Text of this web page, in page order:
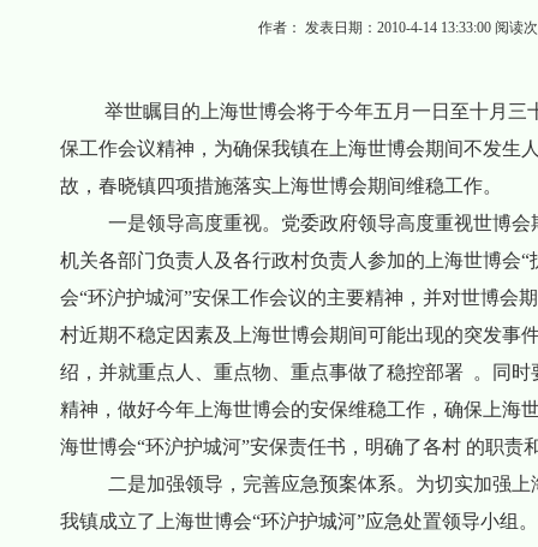
作者： 发表日期：2010-4-14 13:33:00 阅读
举世瞩目的上海世博会将于今年五月一日至十月
保工作会议精神，为确保我镇在上海世博会期间不发生
故，春晓镇四项措施落实上海世博会期间维稳工作。
一是领导高度重视。党委政府领导高度重视世博会
机关各部门负责人及各行政村负责人参加的上海世博会
会“环沪护城河”安保工作会议的主要精神，并对世博会
村近期不稳定因素及上海世博会期间可能出现的突发事
绍，并就重点人、重点物、重点事做了稳控部署 。同
精神，做好今年上海世博会的安保维稳工作，确保上海
海世博会“环沪护城河”安保责任书，明确了各村 的职责
二是加强领导，完善应急预案体系。为切实加强上
我镇成立了上海世博会“环沪护城河”应急处置领导小组